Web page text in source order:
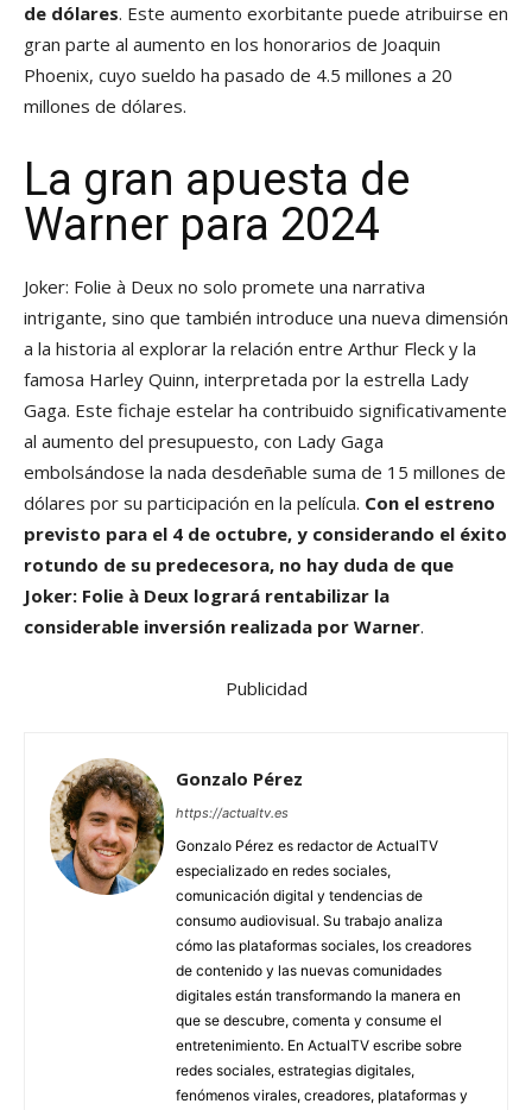
de dólares. Este aumento exorbitante puede atribuirse en
gran parte al aumento en los honorarios de Joaquin
Phoenix, cuyo sueldo ha pasado de 4.5 millones a 20
millones de dólares.
La gran apuesta de
Warner para 2024
Joker: Folie à Deux no solo promete una narrativa
intrigante, sino que también introduce una nueva dimensión
a la historia al explorar la relación entre Arthur Fleck y la
famosa Harley Quinn, interpretada por la estrella Lady
Gaga. Este fichaje estelar ha contribuido significativamente
al aumento del presupuesto, con Lady Gaga
embolsándose la nada desdeñable suma de 15 millones de
dólares por su participación en la película. Con el estreno
previsto para el 4 de octubre, y considerando el éxito
rotundo de su predecesora, no hay duda de que
Joker: Folie à Deux logrará rentabilizar la
considerable inversión realizada por Warner.
Publicidad
Gonzalo Pérez
https://actualtv.es
Gonzalo Pérez es redactor de ActualTV
especializado en redes sociales,
comunicación digital y tendencias de
consumo audiovisual. Su trabajo analiza
cómo las plataformas sociales, los creadores
de contenido y las nuevas comunidades
digitales están transformando la manera en
que se descubre, comenta y consume el
entretenimiento. En ActualTV escribe sobre
redes sociales, estrategias digitales,
fenómenos virales, creadores, plataformas y